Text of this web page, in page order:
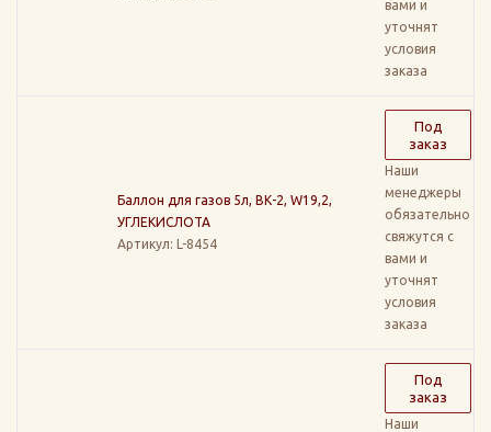
вами и
уточнят
условия
заказа
Баллон для газов 5л, ВК-2, W19,2,
УГЛЕКИСЛОТА
Артикул: L-8454
Под
заказ
Наши
менеджеры
обязательно
свяжутся с
вами и
уточнят
условия
заказа
Под
заказ
Наши